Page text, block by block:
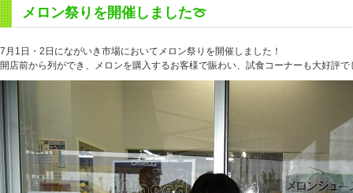
メロン祭りを開催しました🍈
7月1日・2日にながいき市場においてメロン祭りを開催しました！
開店前から列ができ、メロンを購入するお客様で賑わい、試食コーナーも大好評